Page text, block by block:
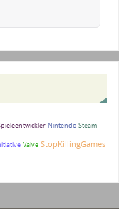
Nintendo Steam-
Valve StopKillingGames